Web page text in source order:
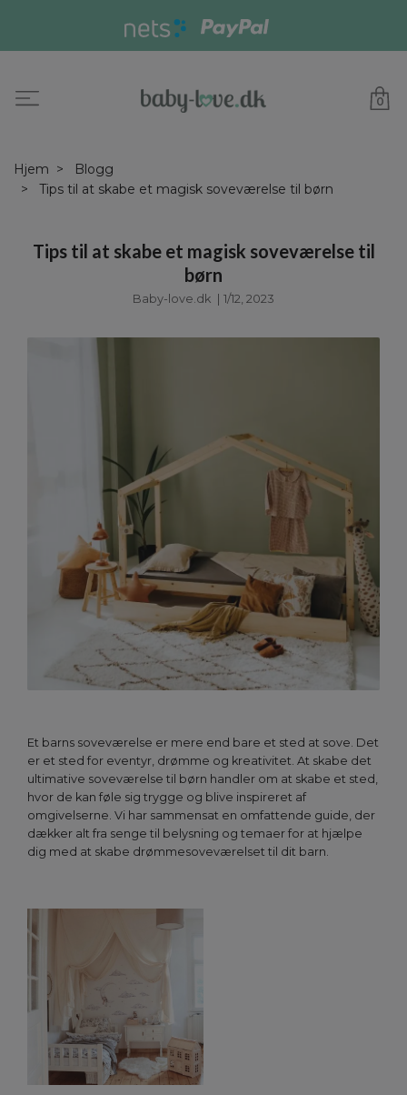
0
Hjem
Blogg
Tips til at skabe et magisk soveværelse til børn
Tips til at skabe et magisk soveværelse til
børn
Baby-love.dk 1/12, 2023
Et barns soveværelse er mere end bare et sted at sove. Det
er et sted for eventyr, drømme og kreativitet. At skabe det
ultimative soveværelse til børn handler om at skabe et sted,
hvor de kan føle sig trygge og blive inspireret af
omgivelserne. Vi har sammensat en omfattende guide, der
dækker alt fra senge til belysning og temaer for at hjælpe
dig med at skabe drømmesoveværelset til dit barn.